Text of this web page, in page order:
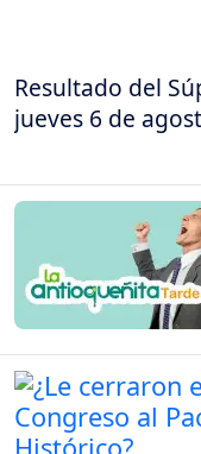
Resultado del
jueves 6 de